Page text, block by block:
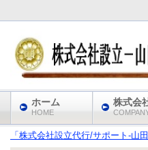
「株式会社設立代行/サポート‐山
ホーム
HOME
株式会